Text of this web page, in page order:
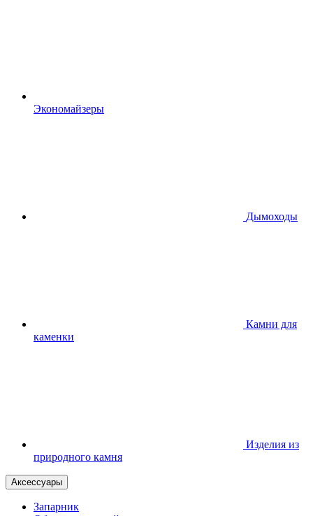
Экономайзеры
Дымоходы
Камни для
каменки
Изделия из
природного камня
Аксессуары
Запарник